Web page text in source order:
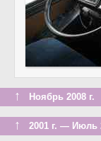
↑ Ноябрь 2008 г.
↑ 2001 г. — Июль